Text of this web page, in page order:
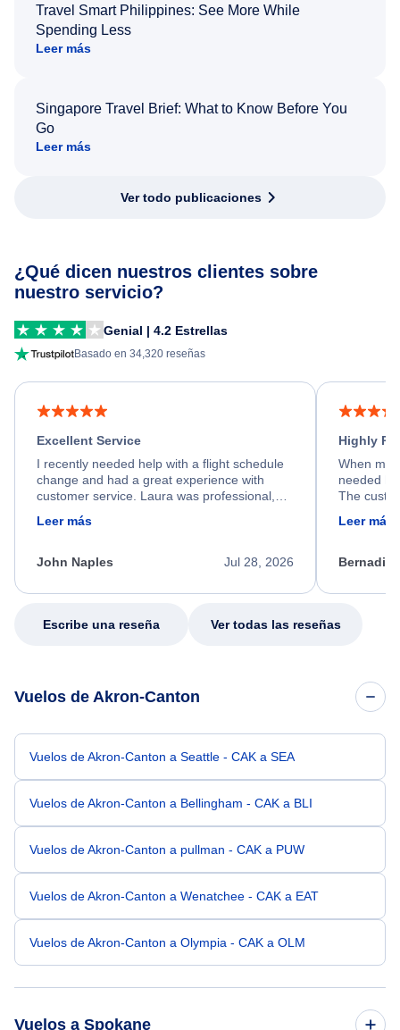
Travel Smart Philippines: See More While
Spending Less
Leer más
Singapore Travel Brief: What to Know Before You
Go
Leer más
Ver todo publicaciones
¿Qué dicen nuestros clientes sobre
nuestro servicio?
Genial | 4.2 Estrellas
Basado en 34,320 reseñas
Excellent Service
I recently needed help with a flight schedule
change and had a great experience with
customer service. Laura was professional,
friendly, and very helpful throughout the
process. She quickly found a solution and
appreciate her excellent service.
Leer más
Jul 28, 2026
John Naples
Highly
When my
needed
The
calm,
my issue.
Leer más
Escribe una reseña Ver todas las reseñas
Vuelos de Akron-Canton
Vuelos de Akron-Canton a Seattle - CAK a SEA
Vuelos de Akron-Canton a Bellingham - CAK a BLI
Vuelos de Akron-Canton a pullman - CAK a PUW
Vuelos de Akron-Canton a Wenatchee - CAK a EAT
Vuelos de Akron-Canton a Olympia - CAK a OLM
Vuelos a Spokane